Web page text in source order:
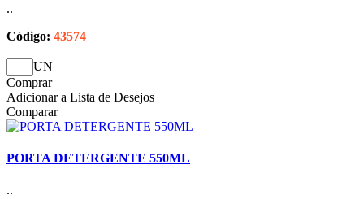
..
Código: 43574
UN
Comprar
Adicionar a Lista de Desejos
Comparar
PORTA DETERGENTE 550ML
..